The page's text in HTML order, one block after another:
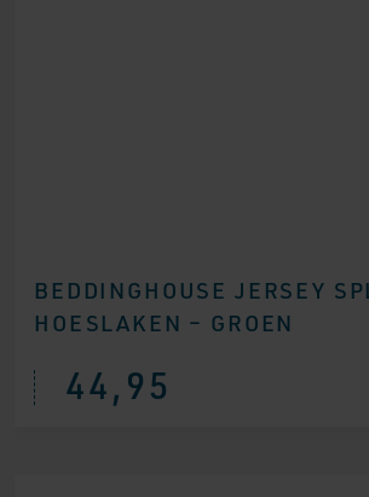
BEDDINGHOUSE JERSEY
HOESLAKEN – GROEN
44,95